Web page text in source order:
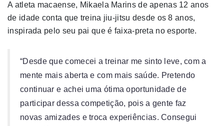
A atleta macaense, Mikaela Marins de apenas 12 anos
de idade conta que treina jiu-jitsu desde os 8 anos,
inspirada pelo seu pai que é faixa-preta no esporte.
“Desde que comecei a treinar me sinto leve, com a
mente mais aberta e com mais saúde. Pretendo
continuar e achei uma ótima oportunidade de
participar dessa competição, pois a gente faz
novas amizades e troca experiências. Consegui